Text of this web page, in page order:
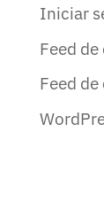
Iniciar
Feed
Feed